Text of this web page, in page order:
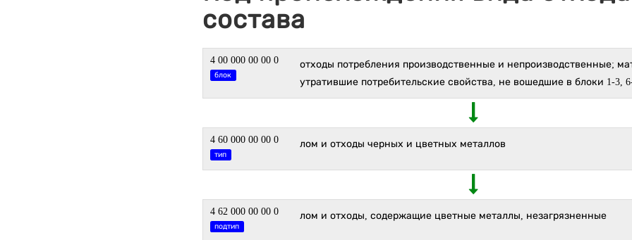
состава
4 00 000 00 00 0
блок
отходы потребления производственные и непроизводственные;
утратившие потребительские свойства, не вошедшие в блоки 1-3,
4 60 000 00 00 0
тип
лом и отходы черных и цветных металлов
4 62 000 00 00 0
подтип
лом и отходы, содержащие цветные металлы, незагрязненные